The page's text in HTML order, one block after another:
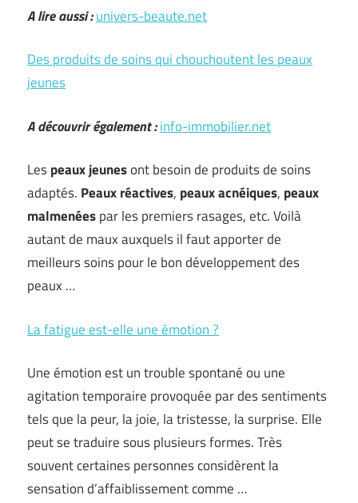
A lire aussi :univers-beaute.net
Des produits de soins qui chouchoutent les peaux
jeunes
A découvrir également :info-immobilier.net
Lespeaux jeunesont besoin de produits de soins
adaptés. Peaux réactives, peaux acnéiques, peaux
malmenéespar les premiers rasages, etc. Voilà
autant de maux auxquels il faut apporter de
meilleurs soins pour le bon développement des
peaux …
La fatigue est-elle une émotion ?
Une émotion est un trouble spontané ou une
agitation temporaire provoquée par des sentiments
tels que la peur, la joie, la tristesse, la surprise. Elle
peut se traduire sous plusieurs formes. Très
souvent certaines personnes considèrent la
sensation d’affaiblissement comme …